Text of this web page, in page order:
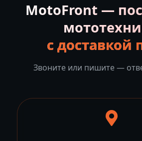
MotoFront —
с доставкой
Звоните или пишите —